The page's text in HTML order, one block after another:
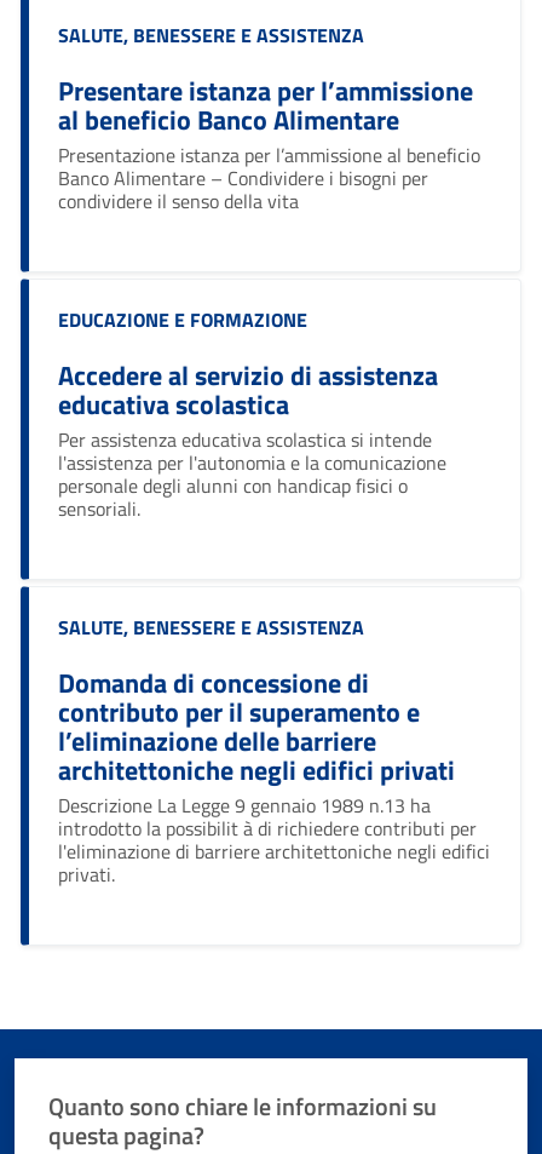
Categoria:
SALUTE, BENESSERE E ASSISTENZA
Presentare istanza per l’ammissione
al beneficio Banco Alimentare
Presentazione istanza per l’ammissione al beneficio
Banco Alimentare – Condividere i bisogni per
condividere il senso della vita
Categoria:
EDUCAZIONE E FORMAZIONE
Accedere al servizio di assistenza
educativa scolastica
Per assistenza educativa scolastica si intende
l'assistenza per l'autonomia e la comunicazione
personale degli alunni con handicap fisici o
sensoriali.
Categoria:
SALUTE, BENESSERE E ASSISTENZA
Domanda di concessione di
contributo per il superamento e
l’eliminazione delle barriere
architettoniche negli edifici privati
Descrizione La Legge 9 gennaio 1989 n.13 ha
introdotto la possibilit à di richiedere contributi per
l'eliminazione di barriere architettoniche negli edifici
privati.
Quanto sono chiare le informazioni su
questa pagina?
smart_toy Come posso esserti utile?